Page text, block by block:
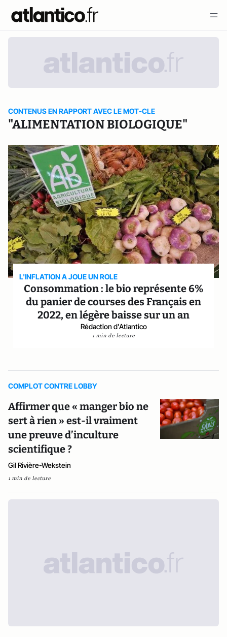
CONTENUS EN RAPPORT AVEC LE MOT-CLE
"ALIMENTATION BIOLOGIQUE"
L'INFLATION A JOUE UN ROLE
Consommation : le bio représente 6%
du panier de courses des Français en
2022, en légère baisse sur un an
Rédaction d'Atlantico
1 min de lecture
COMPLOT CONTRE LOBBY
Affirmer que « manger bio ne
sert à rien » est-il vraiment
une preuve d’inculture
scientifique ?
Gil Rivière-Wekstein
1 min de lecture